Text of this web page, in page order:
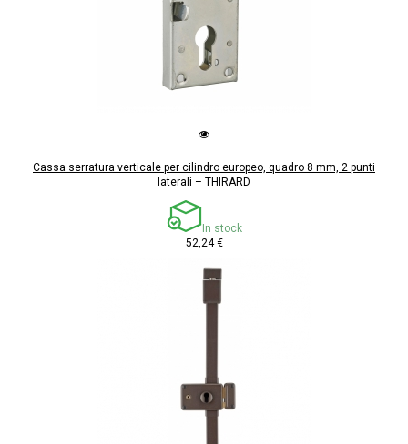
Cassa serratura verticale per cilindro europeo, quadro 8 mm, 2 punti
laterali – THIRARD
In stock
52,24 €